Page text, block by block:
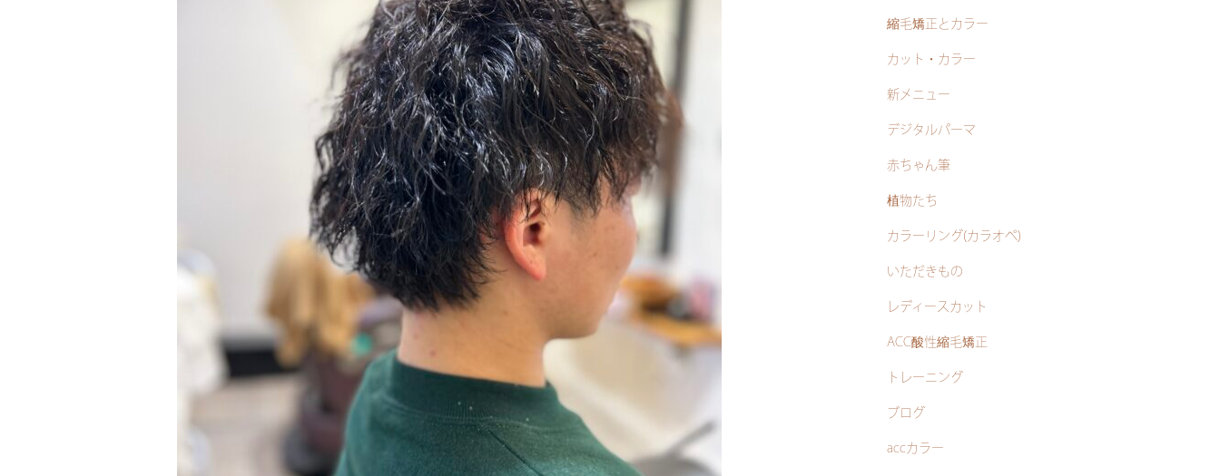
縮毛矯正とカラー
カット・カラー
新メニュー
デジタルパーマ
赤ちゃん筆
植物たち
カラーリング(カラオペ)
いただきもの
レディースカット
ACC酸性縮毛矯正
トレーニング
ブログ
accカラー